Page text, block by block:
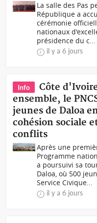
La salle des Pas
République a
cérémonie
nationaux
présidence du c...
il y a 6 jours
Info
Côte
ensemble, le
jeunes de Daloa
cohésion sociale
conflits
Après une
Programme
a poursuivi sa
Daloa, où 500
Service Civique...
il y a 6 jours